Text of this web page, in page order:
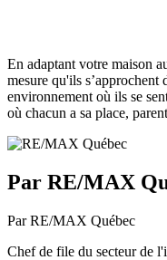
En adaptant votre maison
mesure qu'ils s’approchent
environnement où ils se
où chacun a sa place,
Par RE/MAX
Par RE/MAX Québec
Chef de file du secteur de